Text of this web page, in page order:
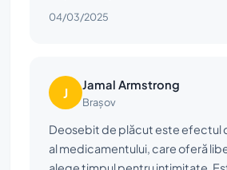
04/03/2025
J Jamal Armstrong
Brașov
Deosebit de plăcut este efectul
al medicamentului, care oferă